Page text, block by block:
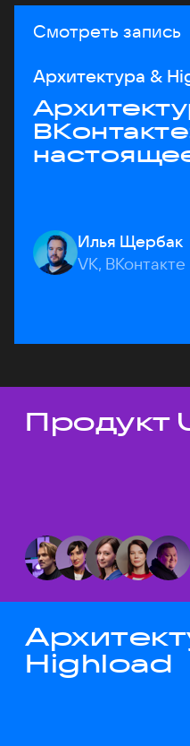
Смотреть запись
Архитектура &
Илья Щербак
VK, ВКонтакте
Темы докладов
Продукт
Highload